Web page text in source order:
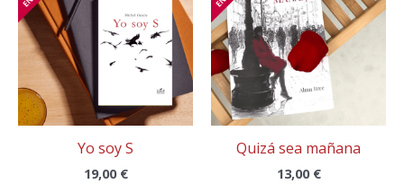
Yo soy S
19,00 €
Quizá sea mañana
13,00 €